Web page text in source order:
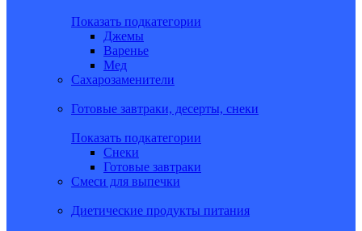
Показать подкатегории
Джемы
Варенье
Мед
Сахарозаменители
Готовые завтраки, десерты, снеки
Показать подкатегории
Снеки
Готовые завтраки
Смеси для выпечки
Диетические продукты питания